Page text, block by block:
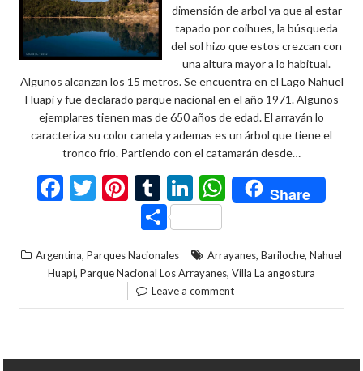
dimensión de arbol ya que al estar
tapado por coihues, la búsqueda
del sol hizo que estos crezcan con
una altura mayor a lo habitual.
Algunos alcanzan los 15 metros. Se encuentra en el Lago Nahuel
Huapi y fue declarado parque nacional en el año 1971. Algunos
ejemplares tienen mas de 650 años de edad. El arrayán lo
caracteriza su color canela y ademas es un árbol que tiene el
tronco frío. Partiendo con el catamarán desde…
F
b
o
T
er
Pi
nt
er
es
t
T
u
m
bl
r
Li
n
ke
dI
n
W
h
s
A
p
Share
C
m
p
Argentina, Parques Nacionales Arrayanes, Bariloche, Nahuel
Huapi, Parque Nacional Los Arrayanes, Villa La angostura
Leave a comment